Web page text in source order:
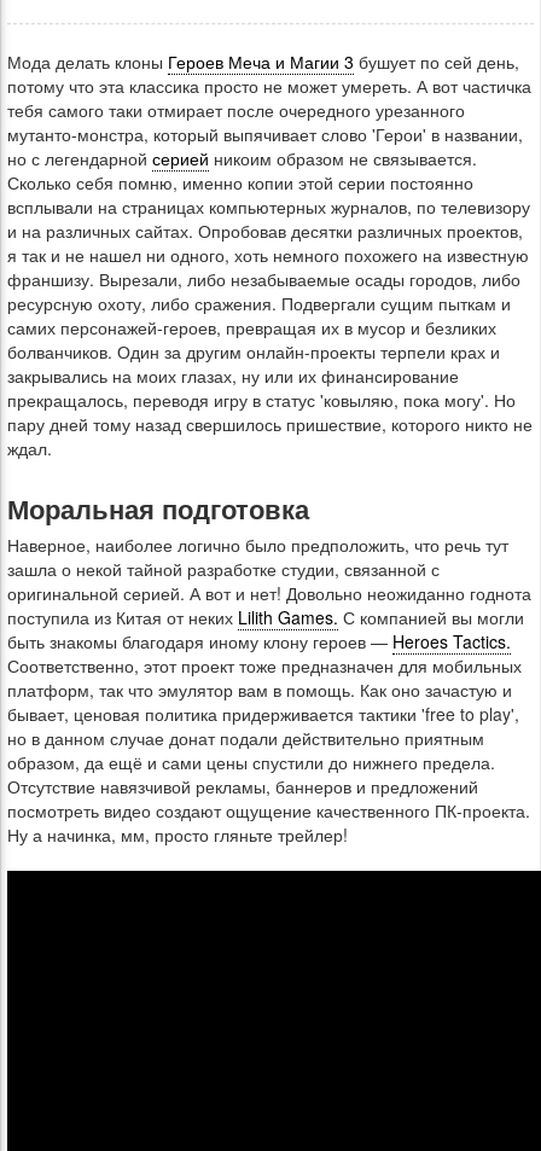
Мода делать клоны Героев Меча и Магии 3 бушует по сей день,
потому что эта классика просто не может умереть. А вот частичка
тебя самого таки отмирает после очередного урезанного
мутанто-монстра, который выпячивает слово 'Герои' в названии,
но с легендарной серией никоим образом не связывается.
Сколько себя помню, именно копии этой серии постоянно
всплывали на страницах компьютерных журналов, по телевизору
и на различных сайтах. Опробовав десятки различных проектов,
я так и не нашел ни одного, хоть немного похожего на известную
франшизу. Вырезали, либо незабываемые осады городов, либо
ресурсную охоту, либо сражения. Подвергали сущим пыткам и
самих персонажей-героев, превращая их в мусор и безликих
болванчиков. Один за другим онлайн-проекты терпели крах и
закрывались на моих глазах, ну или их финансирование
прекращалось, переводя игру в статус 'ковыляю, пока могу'. Но
пару дней тому назад свершилось пришествие, которого никто не
ждал.
Моральная подготовка
Наверное, наиболее логично было предположить, что речь тут
зашла о некой тайной разработке студии, связанной с
оригинальной серией. А вот и нет! Довольно неожиданно годнота
поступила из Китая от неких Lilith Games. С компанией вы могли
быть знакомы благодаря иному клону героев — Heroes Tactics.
Соответственно, этот проект тоже предназначен для мобильных
платформ, так что эмулятор вам в помощь. Как оно зачастую и
бывает, ценовая политика придерживается тактики 'free to play',
но в данном случае донат подали действительно приятным
образом, да ещё и сами цены спустили до нижнего предела.
Отсутствие навязчивой рекламы, баннеров и предложений
посмотреть видео создают ощущение качественного ПК-проекта.
Ну а начинка, мм, просто гляньте трейлер!